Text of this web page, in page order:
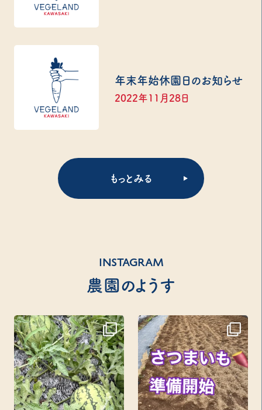
年末年始休園日のお知らせ
2022年11月28日
もっとみる
INSTAGRAM
農園のようす